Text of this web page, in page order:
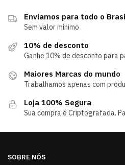
Enviamos para todo o
Sem valor mínimo
10% de desconto
Ganhe 10% de desconto para
Maiores Marcas do mundo
Trabalhamos apenas com
Loja 100% Segura
Sua compra é Criptografada.
SOBRE NÓS